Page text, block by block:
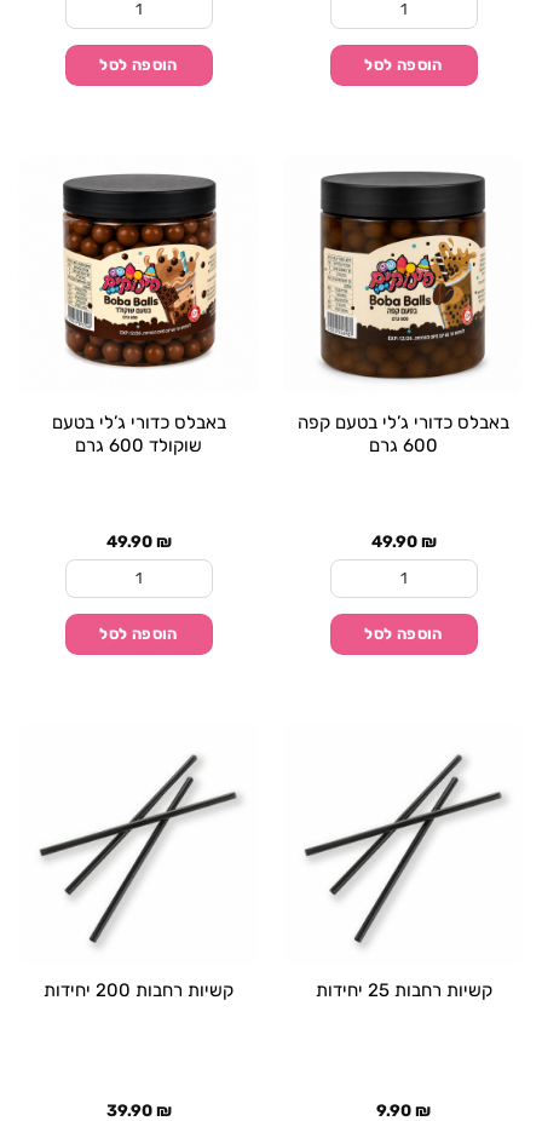
כמות של באבלס כדורי ג'לי בטעם פסיפלורה 600 גרם
הוספה לסל
כמות של באבלס כדורי
הוספה לסל
באבלס כדורי ג’לי בטעם קפה
600 גרם
49.90₪
כמות של באבלס כדורי ג'לי בטעם קפה 600 גרם
הוספה לסל
באבלס כדורי ג’לי בטעם
שוקולד 600 גרם
49.90₪
כמות של באבלס כדורי
הוספה לסל
קשיות רחבות 25 יחידות
9.90₪
קשיות רחבות 200 יחידות
39.90₪